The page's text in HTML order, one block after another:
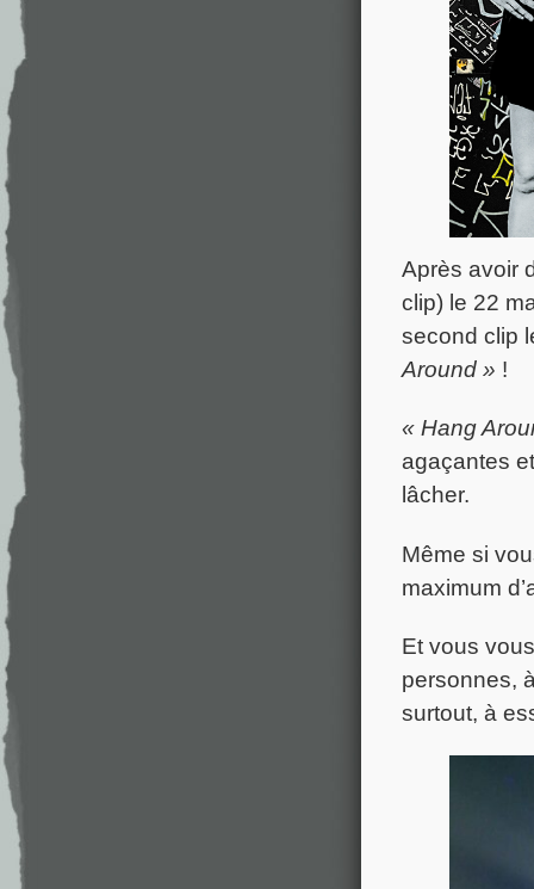
Après avoir
clip) le 22
second clip
Around » !
« Hang
agaçantes
lâcher.
Même si
maximum
Et vous
personnes,
surtout, à